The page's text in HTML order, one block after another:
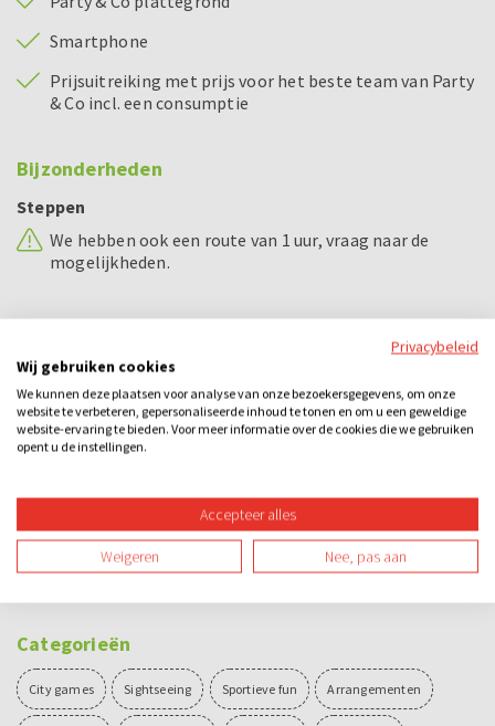
Smartphone
Prijsuitreiking met prijs voor het beste team van Party
& Co incl. een consumptie
Bijzonderheden
Steppen
We hebben ook een route van 1 uur, vraag naar de
mogelijkheden.
11.00 - 11.15 uur
11.15 - 13.00 uur
Steppen
13.15 - 14.15 uur
14.30 - 14.45 uur
Uitleg Party & Co
14.45 - 17.00 uur
Spel Party & Co
17.00 - 17.30 uur
Prijsuitreiking incl. consumptie
Categorieën
City games Sightseeing Sportieve fun Arrangementen
Privacybeleid
Wij gebruiken cookies
We kunnen deze plaatsen voor analyse van onze bezoekersgegevens, om onze
website te verbeteren, gepersonaliseerde inhoud te tonen en om u een geweldige
website-ervaring te bieden. Voor meer informatie over de cookies die we gebruiken
opent u de instellingen.
Accepteer alles
Weigeren Nee, pas aan